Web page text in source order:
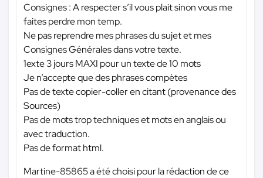
Consignes : A respecter s’il vous plait sinon vous me
faites perdre mon temp.
Ne pas reprendre mes phrases du sujet et mes
Consignes Générales dans votre texte.
1exte 3 jours MAXI pour un texte de 10 mots
Je n’accepte que des phrases compètes
Pas de texte copier-coller en citant (provenance des
Sources)
Pas de mots trop techniques et mots en anglais ou
avec traduction.
Pas de format html.
Martine-85865 a été choisi pour la rédaction de ce